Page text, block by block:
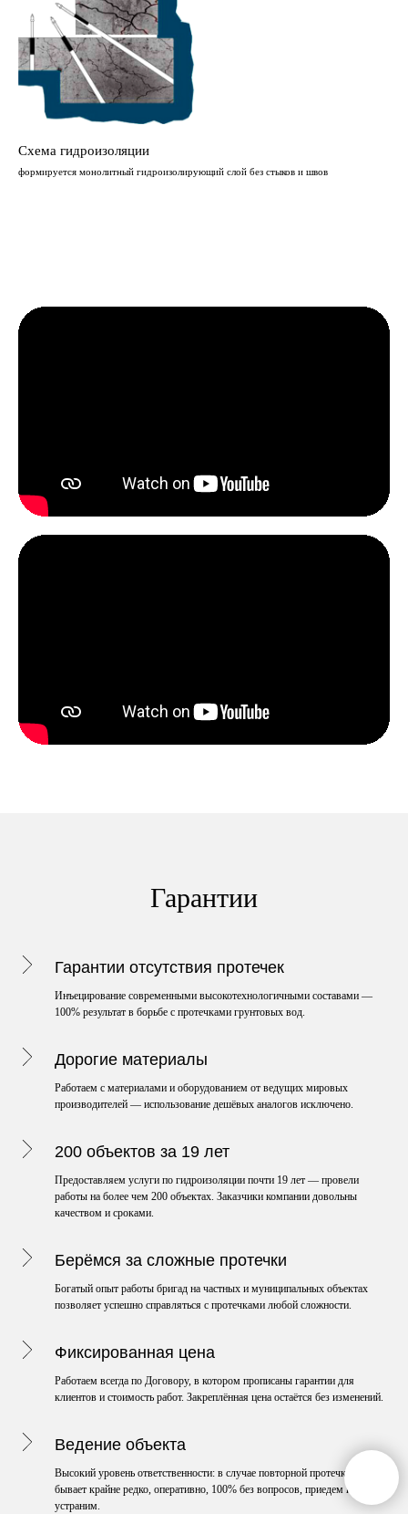
Схема гидроизоляции
формируется монолитный гидроизолирующий слой без стыков и швов
Гарантии
Гарантии отсутствия протечек
Инъецирование современными высокотехнологичными составами —
100% результат в борьбе с протечками грунтовых вод.
Дорогие материалы
Работаем с материалами и оборудованием от ведущих мировых
производителей — использование дешёвых аналогов исключено.
200 объектов за 19 лет
Предоставляем услуги по гидроизоляции почти 19 лет — провели
работы на более чем 200 объектах. Заказчики компании довольны
качеством и сроками.
Берёмся за сложные протечки
Богатый опыт работы бригад на частных и муниципальных объектах
позволяет успешно справляться с протечками любой сложности.
Фиксированная цена
Работаем всегда по Договору, в котором прописаны гарантии для
клиентов и стоимость работ. Закреплённая цена остаётся без изменений.
Ведение объекта
Высокий уровень ответственности: в случае повторной протечки, что
бывает крайне редко, оперативно, 100% без вопросов, приедем и
устраним.